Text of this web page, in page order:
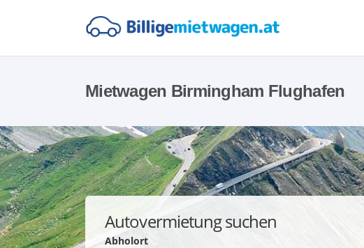
Mietwagen Birmingham Flughafen
Autovermietung suchen
Abholort